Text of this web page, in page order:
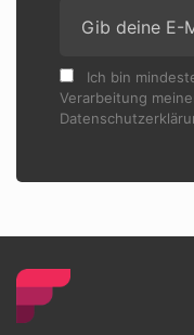
Ich bin
Verarbeitung